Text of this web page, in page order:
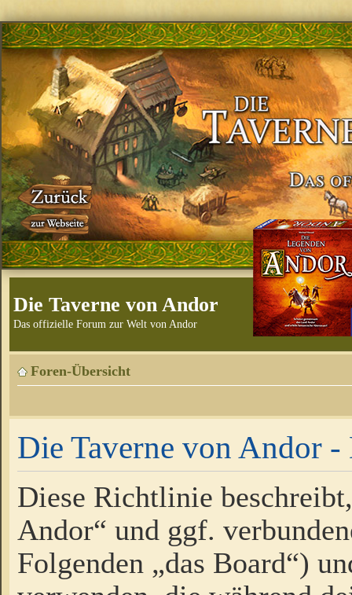
Die Taverne von Andor
Das offizielle Forum zur Welt von Andor
Foren-Übersicht
Die Taverne von Andor
Diese Richtlinie
Andor“ und ggf.
Folgenden „das Board“)